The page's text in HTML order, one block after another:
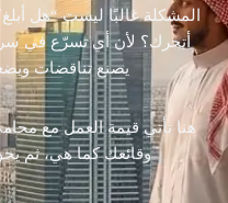
المشكلة غالبًا ليست “هل
أتحرك؟ لأن أي تسرّع في
يصنع تناقضات
هنا تأتي قيمة العمل مع
وقائعك كما هي، ثم